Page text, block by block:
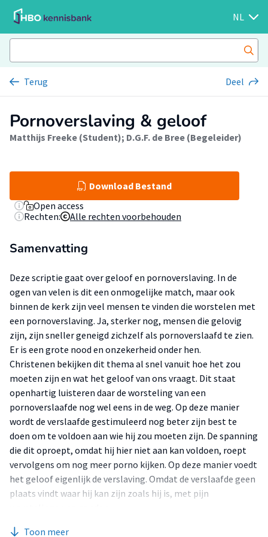
NL
Terug Deel
Pornoverslaving & geloof
Matthijs Freeke (Student); D.G.F. de Bree (Begeleider)
Download Bestand
Open access
Rechten:
Alle rechten voorbehouden
Samenvatting
Deze scriptie gaat over geloof en pornoverslaving. In de
ogen van velen is dit een onmogelijke match, maar ook
binnen de kerk zijn veel mensen te vinden die worstelen met
een pornoverslaving. Ja, sterker nog, mensen die gelovig
zijn, zijn sneller geneigd zichzelf als pornoverslaafd te zien.
Er is een grote nood en onzekerheid onder hen.
Christenen bekijken dit thema al snel vanuit hoe het zou
moeten zijn en wat het geloof van ons vraagt. Dit staat
openhartig luisteren daar de worsteling van een
pornoverslaafde nog wel eens in de weg. Op deze manier
wordt de verslaafde gestimuleerd nog beter zijn best te
doen om te voldoen aan wie hij zou moeten zijn. De spanning
die dit oproept, omdat hij hier niet aan kan voldoen, roept
vervolgens om nog meer porno kijken. Op deze manier voedt
het geloof eigenlijk de verslaving. Omdat de verslaafde geen
plaats vindt waar hij kan zijn zoals hij is, met pijn
Toon meer